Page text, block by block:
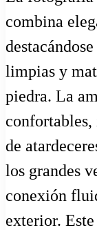
combina
limpias y
piedra. La
de
los grandes
conexión
exterior.